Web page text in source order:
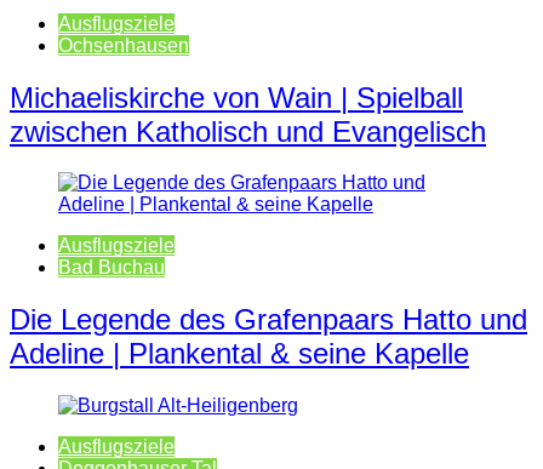
Ausflugsziele
Ochsenhausen
Michaeliskirche von Wain | Spielball
zwischen Katholisch und Evangelisch
Ausflugsziele
Bad Buchau
Die Legende des Grafenpaars Hatto und
Adeline | Plankental & seine Kapelle
Ausflugsziele